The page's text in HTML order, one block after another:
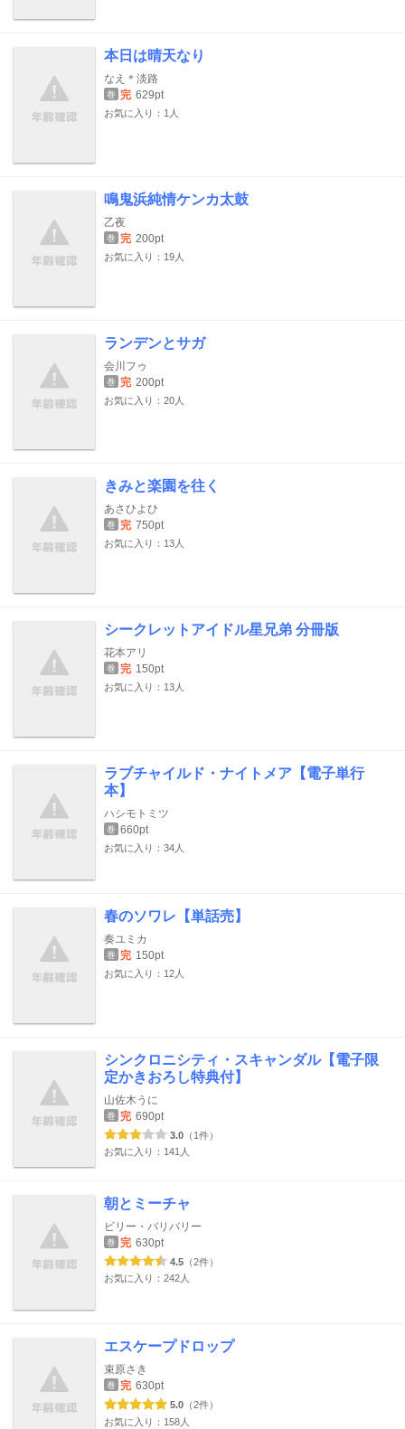
本日は晴天なり
なえ＊淡路
巻 完 629pt
お気に入り：1人
鳴鬼浜純情ケンカ太鼓
乙夜
巻 完 200pt
お気に入り：19人
ランデンとサガ
会川フゥ
巻 完 200pt
お気に入り：20人
きみと楽園を往く
あさひよひ
巻 完 750pt
お気に入り：13人
シークレットアイドル星兄弟 分冊版
花本アリ
巻 完 150pt
お気に入り：13人
ラブチャイルド・ナイトメア【電子単行
本】
ハシモトミツ
巻 660pt
お気に入り：34人
春のソワレ【単話売】
奏ユミカ
巻 完 150pt
お気に入り：12人
シンクロニシティ・スキャンダル【電子限
定かきおろし特典付】
山佐木うに
巻 完 690pt
3.0 （1件）
お気に入り：141人
朝とミーチャ
ビリー・バリバリー
巻 完 630pt
4.5 （2件）
お気に入り：242人
エスケープドロップ
束原さき
巻 完 630pt
5.0 （2件）
お気に入り：158人